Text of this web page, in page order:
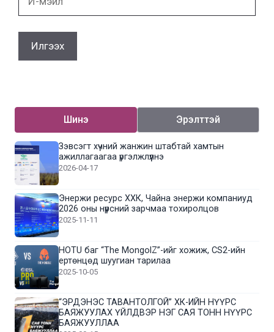
Шинэ Эрэлттэй
Зэвсэгт хүчний жанжин штабтай хамтын
ажиллагаагаа үргэлжлүүлнэ
2026-04-17
Энержи ресурс ХХК, Чайна энержи компаниуд
2026 оны нүүрсний зарчмаа тохиролцов
2025-11-11
HOTU баг “The MongolZ”-ийг хожиж, CS2-ийн
ертөнцөд шуугиан тарилаа
2025-10-05
“ЭРДЭНЭС ТАВАНТОЛГОЙ” ХК-ИЙН НҮҮРС
БАЯЖУУЛАХ ҮЙЛДВЭР НЭГ САЯ ТОНН НҮҮРС
БАЯЖУУЛЛАА